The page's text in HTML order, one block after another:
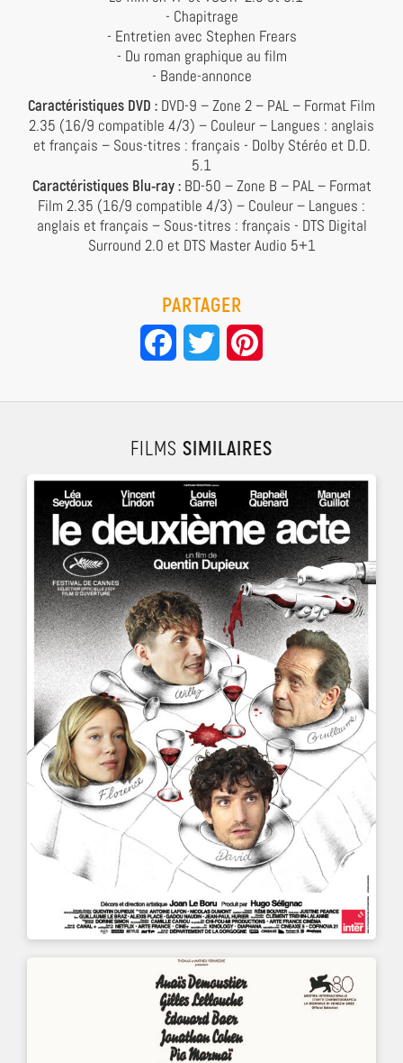
- Chapitrage
- Entretien avec Stephen Frears
- Du roman graphique au film
- Bande-annonce
Caractéristiques DVD : DVD-9 – Zone 2 – PAL – Format Film
2.35 (16/9 compatible 4/3) – Couleur – Langues : anglais
et français – Sous-titres : français - Dolby Stéréo et D.D.
5.1
Caractéristiques Blu-ray :BD-50 – Zone B – PAL – Format
Film 2.35 (16/9 compatible 4/3) – Couleur – Langues :
anglais et français – Sous-titres : français - DTS Digital
Surround 2.0 et DTS Master Audio 5+1
PARTAGER
Facebook Twitter
FILMS SIMILAIRES
UN FILM DE
QUENTIN DUPIEUX